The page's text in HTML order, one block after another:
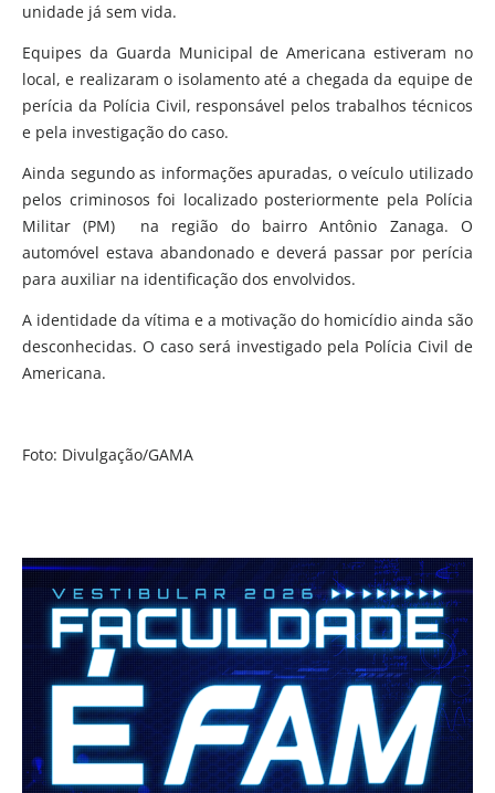
unidade já sem vida.
Equipes da Guarda Municipal de Americana estiveram no
local, e realizaram o isolamento até a chegada da equipe de
perícia da Polícia Civil, responsável pelos trabalhos técnicos
e pela investigação do caso.
Ainda segundo as informações apuradas, o veículo utilizado
pelos criminosos foi localizado posteriormente pela Polícia
Militar (PM) na região do bairro Antônio Zanaga. O
automóvel estava abandonado e deverá passar por perícia
para auxiliar na identificação dos envolvidos.
A identidade da vítima e a motivação do homicídio ainda são
desconhecidas. O caso será investigado pela Polícia Civil de
Americana.
Foto: Divulgação/GAMA